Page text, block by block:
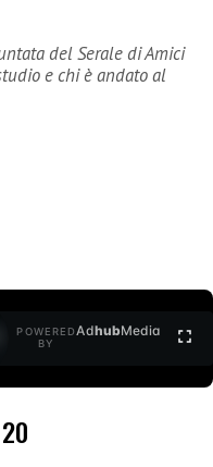
del Serale di Amici
e chi è andato al
POWERED
BY
AdhubMedia